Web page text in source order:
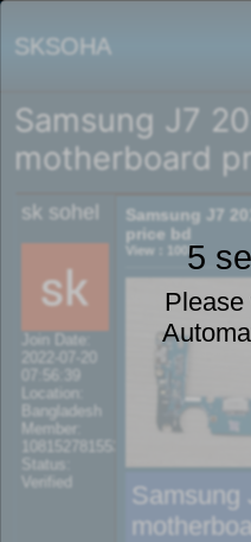
SKSOHA
Samsung J7
motherboard
5
Please
sk sohel
Join Date:
2022-07-20
07:56:39
Location:
Bangladesh
Member:
108152781553702003801
Status:
Verified
Samsung J7
price bd
View : 1007
Samsung